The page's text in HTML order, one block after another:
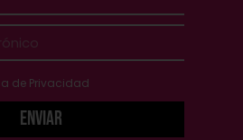
de Privacidad
Enviar